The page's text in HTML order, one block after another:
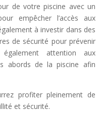
de votre piscine avec un
empêcher l’accès aux
à investir dans des
de sécurité pour prévenir
attention aux
abords de la piscine afin
profiter pleinement de
et sécurité.